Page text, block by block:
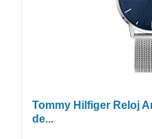
Tommy Hilfiger Reloj
de...